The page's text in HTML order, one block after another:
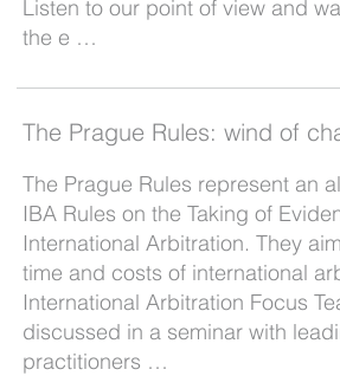
Listen to our point of view and
the e …
The Prague Rules: wind of
The Prague Rules represent an
IBA Rules on the Taking of
International Arbitration. They
time and costs of international
International Arbitration Focus
discussed in a seminar with
practitioners …